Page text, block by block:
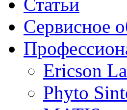
Сервисное
Ericson
Phyto